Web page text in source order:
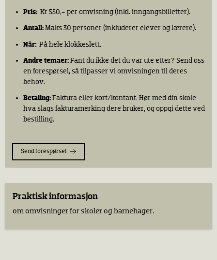
Pris: Kr 550,- per omvisning (inkl. inngangsbilletter).
Antall: Maks 30 personer (inkluderer elever og lærere).
Når: På hele klokkeslett.
Andre temaer: Fant du ikke det du var ute etter? Send oss
en forespørsel, så tilpasser vi omvisningen til deres
behov.
Betaling: Faktura eller kort/kontant. Hør med din skole
hva slags fakturamerking dere bruker, og oppgi dette ved
bestilling.
Send forespørsel
Praktisk informasjon
om omvisninger for skoler og barnehager.